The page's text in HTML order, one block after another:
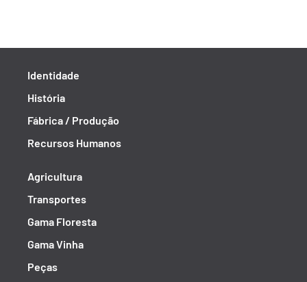
Identidade
História
Fábrica / Produção
Recursos Humanos
Agricultura
Transportes
Gama Floresta
Gama Vinha
Peças